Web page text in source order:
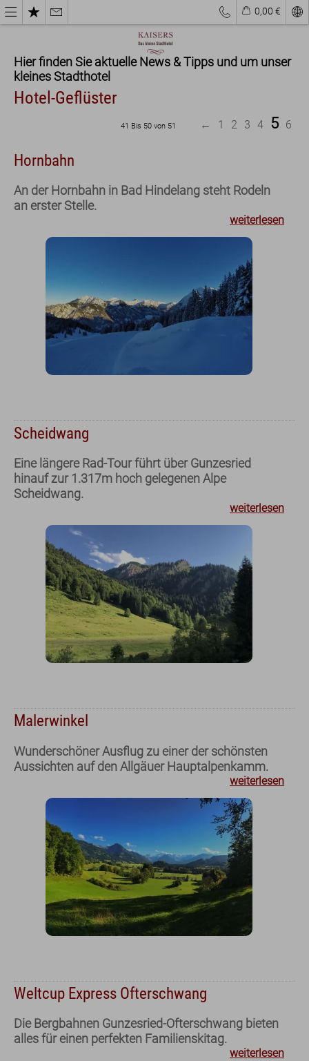
0,00 €
Hotel
Sauna
Geschenk-Gutscheine
Zimmer
für Familien
für Geschäftsreisende
Hier finden Sie aktuelle News & Tipps und um unser
kleines Stadthotel
Hotel-Geflüster
41 Bis 50 von 51 ← 1 2 3 4 5 6
Hornbahn
An der Hornbahn in Bad Hindelang steht Rodeln
an erster Stelle.
weiterlesen
Scheidwang
Eine längere Rad-Tour führt über Gunzesried
hinauf zur 1.317m hoch gelegenen Alpe
Scheidwang.
weiterlesen
Malerwinkel
Wunderschöner Ausflug zu einer der schönsten
Aussichten auf den Allgäuer Hauptalpenkamm.
weiterlesen
Weltcup Express Ofterschwang
Die Bergbahnen Gunzesried-Ofterschwang bieten
alles für einen perfekten Familienskitag.
weiterlesen